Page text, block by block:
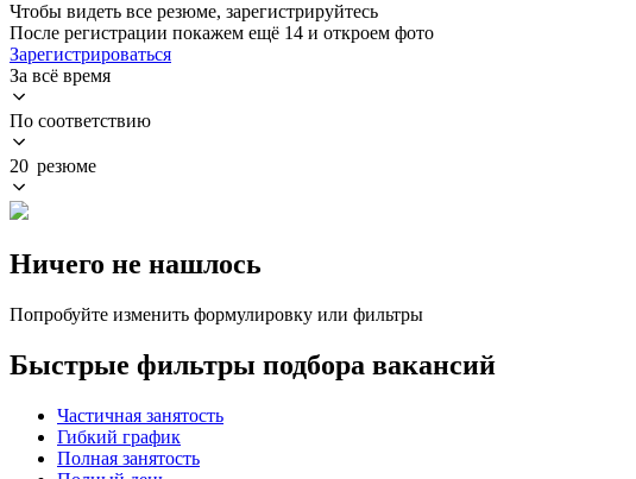
Чтобы видеть все резюме, зарегистрируйтесь
После регистрации покажем ещё 14 и откроем фото
Зарегистрироваться
За всё время
По соответствию
20 резюме
Ничего не нашлось
Попробуйте изменить формулировку или фильтры
Быстрые фильтры подбора вакансий
Частичная занятость
Гибкий график
Полная занятость